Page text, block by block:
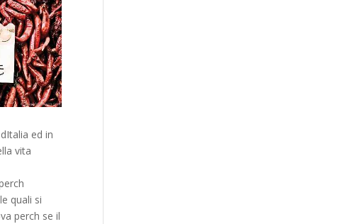
ed in
vita
quali si
perch se il